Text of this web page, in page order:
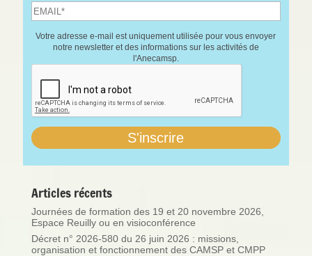
Votre adresse e-mail est uniquement utilisée pour vous envoyer
notre newsletter et des informations sur les activités de
l'Anecamsp.
Articles récents
Journées de formation des 19 et 20 novembre 2026,
Espace Reuilly ou en visioconférence
Décret n° 2026-580 du 26 juin 2026 : missions,
organisation et fonctionnement des CAMSP et CMPP